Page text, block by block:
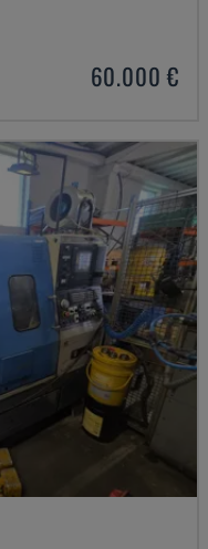
60.000 €